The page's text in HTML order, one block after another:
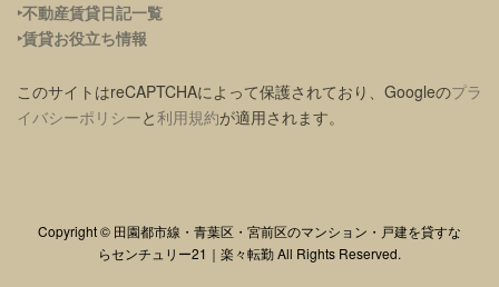
‣不動産賃貸日記一覧
‣賃貸お役立ち情報
このサイトはreCAPTCHAによって保護されており、Googleのプラ
イバシーポリシーと利用規約が適用されます。
Copyright © 田園都市線・青葉区・宮前区のマンション・戸建を貸すな
らセンチュリー21｜楽々転勤 All Rights Reserved.